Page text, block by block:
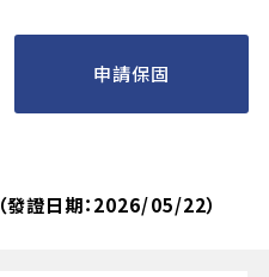
申請保固
（發證日期：2026/05/22）